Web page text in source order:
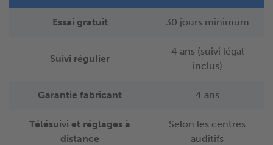
Essai gratuit 30 jours minimum
Suivi régulier
4 ans (suivi légal
inclus)
Garantie fabricant 4 ans
Télésuivi et réglages à
distance
Selon les centres
auditifs